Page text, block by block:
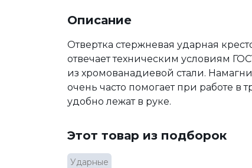
Описание
Отвертка стержневая ударная
отвечает техническим условиям
из хромованадиевой стали.
очень часто помогает при работе в
удобно лежат в руке.
Этот товар из подборок
Ударные